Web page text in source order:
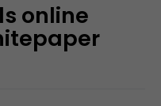
online